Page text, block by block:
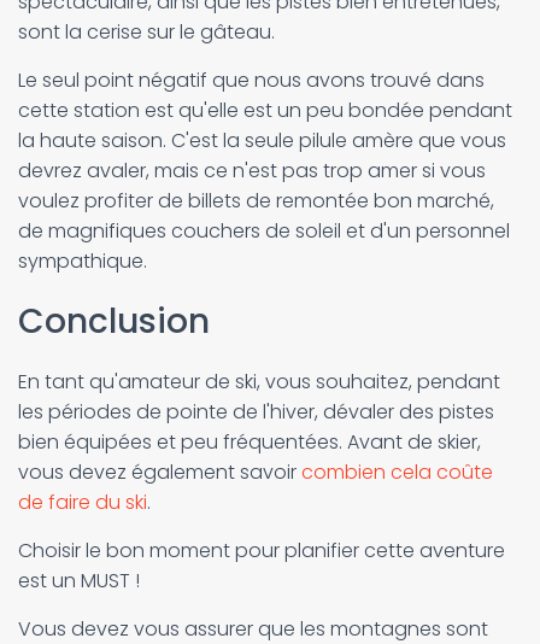
sont la cerise sur le gâteau.
Le seul point négatif que nous avons trouvé dans
cette station est qu'elle est un peu bondée pendant
la haute saison. C'est la seule pilule amère que vous
devrez avaler, mais ce n'est pas trop amer si vous
voulez profiter de billets de remontée bon marché,
de magnifiques couchers de soleil et d'un personnel
sympathique.
Conclusion
En tant qu'amateur de ski, vous souhaitez, pendant
les périodes de pointe de l'hiver, dévaler des pistes
bien équipées et peu fréquentées. Avant de skier,
vous devez également savoircombien cela coûte
de faire du ski.
Choisir le bon moment pour planifier cette aventure
est un MUST !
Vous devez vous assurer que les montagnes sont